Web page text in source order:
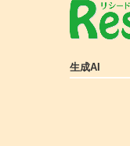
生成AI